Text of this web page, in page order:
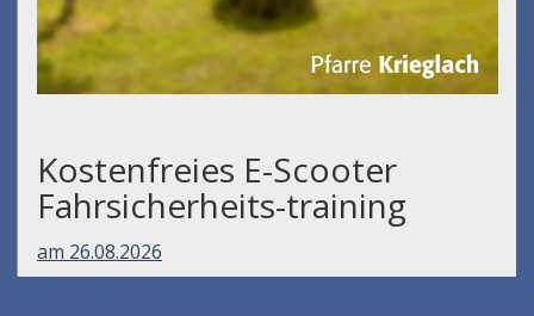
Kostenfreies E-Scooter
Fahrsicherheits-training
am 26.08.2026